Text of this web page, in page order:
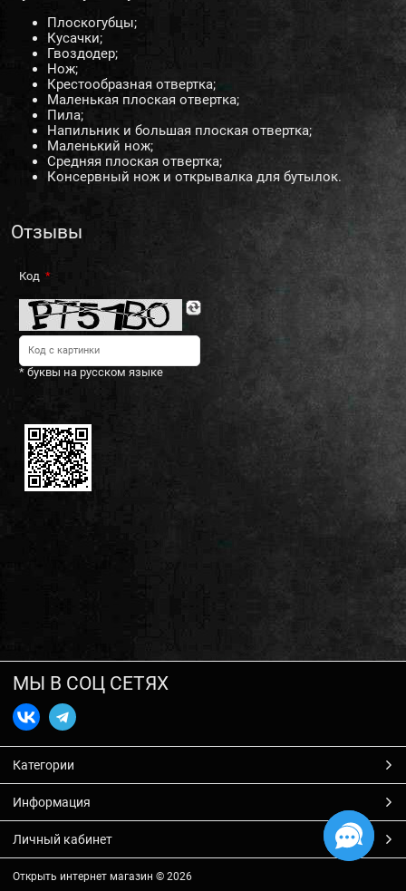
Плоскогубцы;
Кусачки;
Гвоздодер;
Нож;
Крестообразная отвертка;
Маленькая плоская отвертка;
Пила;
Напильник и большая плоская отвертка;
Маленький нож;
Средняя плоская отвертка;
Консервный нож и открывалка для бутылок.
Отзывы
Код
* буквы на русском языке
МЫ В СОЦ СЕТЯХ
Категории
Информация
Личный кабинет
Открыть интернет магазин © 2026